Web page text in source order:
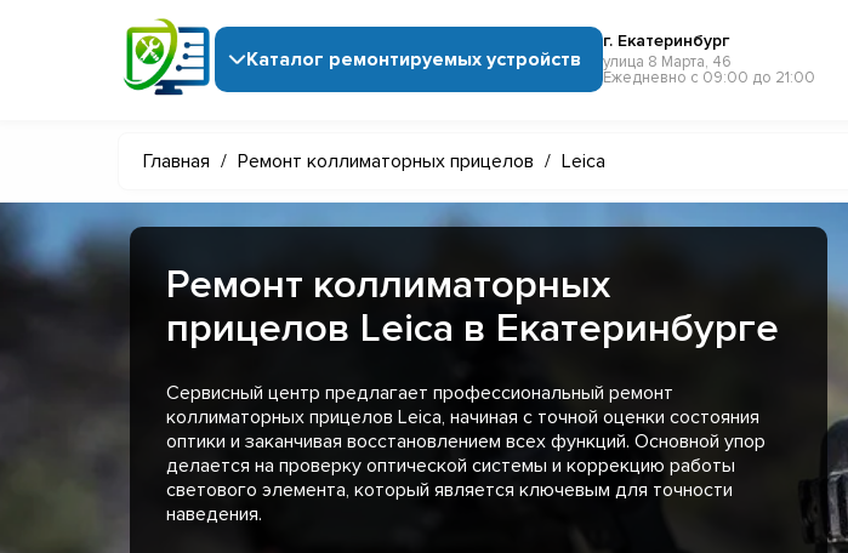
Каталог ремонтируемых устройств
г. Екатеринбург
улица 8 Марта, 46
Ежедневно с 09:00 до 21:00
Главная / Ремонт коллиматорных прицелов / Leica
Ремонт коллиматорных
прицелов Leica в Екатеринбурге
Сервисный центр предлагает профессиональный ремонт
коллиматорных прицелов Leica, начиная с точной оценки состояния
оптики и заканчивая восстановлением всех функций. Основной упор
делается на проверку оптической системы и коррекцию работы
светового элемента, который является ключевым для точности
наведения.